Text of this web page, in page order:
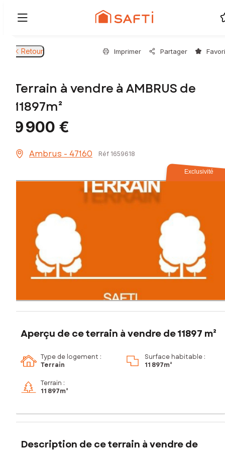
Retour Imprimer Partager
Terrain à vendre à AMBRUS de
11897m²
9 900 €
Ambrus - 47160 Réf 1659618
Exclusivité
Aperçu de ce terrain à vendre de 11897 m²
Type de logement :
Terrain
Surface habitable :
11 897m²
Terrain :
11 897m²
Description de ce terrain à vendre de